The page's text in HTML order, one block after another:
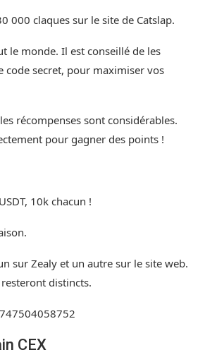
000 claques sur le site de Catslap.
le monde. Il est conseillé de les
code secret, pour maximiser vos
récompenses sont considérables.
pour gagner des points !
10k chacun !
sur Zealy et un autre sur le site web.
distincts.
CEX